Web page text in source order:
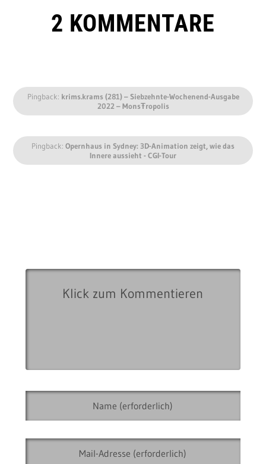
2 KOMMENTARE
Pingback: krims.krams (281) – Siebzehnte-Wochenend-Ausgabe
2022 – MonsŦropolis
Pingback: Opernhaus in Sydney: 3D-Animation zeigt, wie das
Innere aussieht - CGI-Tour